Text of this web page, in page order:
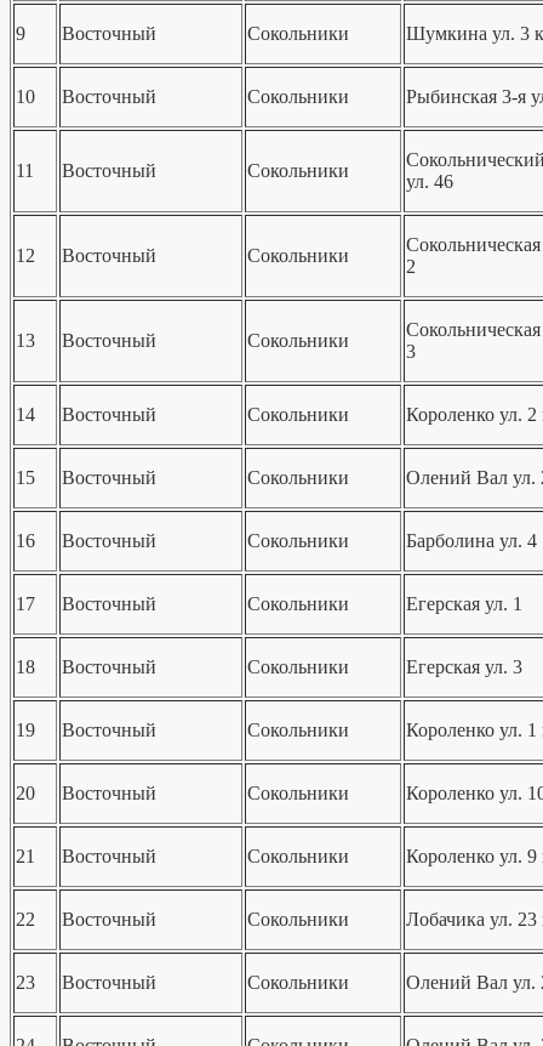
9 Восточный Сокольники Шумкина ул. 3
10 Восточный Сокольники Рыбинская 3-я
11 Восточный Сокольники
ул. 46
12 Восточный Сокольники
2
13 Восточный Сокольники
3
14 Восточный Сокольники Короленко ул. 2
15 Восточный Сокольники Олений Вал ул.
16 Восточный Сокольники Барболина ул. 4
17 Восточный Сокольники Егерская ул. 1
18 Восточный Сокольники Егерская ул. 3
19 Восточный Сокольники Короленко ул. 1
20 Восточный Сокольники Короленко ул.
21 Восточный Сокольники Короленко ул. 9
22 Восточный Сокольники Лобачика ул. 23
23 Восточный Сокольники Олений Вал ул.